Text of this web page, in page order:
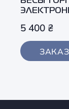
5 400 ₴